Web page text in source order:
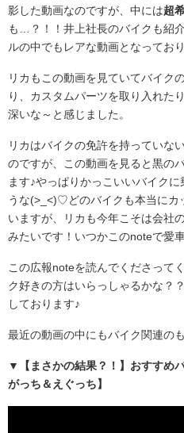
影した動画なのですが、中には超
も…？！！井上社長のバイクも紹
ルの中でもレアな動画となってお
リカもこの動画を見ていてバイク
り、カスタムパーツを取り入れた
深いな～と感じました。
リカはバイクの免許を持っていな
のですが、この動画を見ると黒の
ます♪やっぱりかっこいいバイク
うな(>_<)♡どのバイクも本当にカ
いますが、リカも今年こそは会社
みたいです！いつかこのnoteで愛
この広報noteを読んでくださって
ク好きの方はいらっしゃるかな？
しております♪
最近の動画の中にもバイク関連の
▼【まさかの結果？！】おすすめ
がっち＆えぐっち】